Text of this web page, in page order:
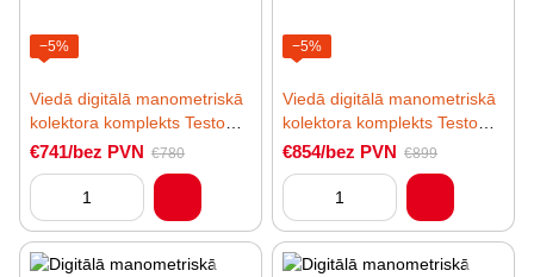
−5%
Viedā digitālā manometriskā
kolektora komplekts Testo
558s Smart Vacuum Kit ar 4
uzpildes šļūtenēm un
bezvadu zondēm
€741/bez PVN €780
−5%
Viedā digitālā manometriskā
kolektora komplekts Testo
558s Smart Vacuum Kit ar
strāvas knaiblēm un bezvadu
zondēm
€854/bez PVN €899